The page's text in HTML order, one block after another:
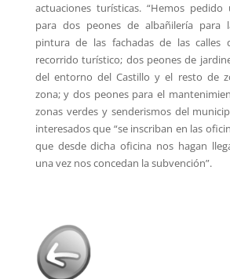
actuaciones turísticas. “Hemos pedido
para dos peones de albañilería para
pintura de las fachadas de las calles
recorrido turístico; dos peones de
del entorno del Castillo y el resto de
zona; y dos peones para el
zonas verdes y senderismos del
interesados que “se inscriban en las
que desde dicha oficina nos hagan
una vez nos concedan la subvención”.